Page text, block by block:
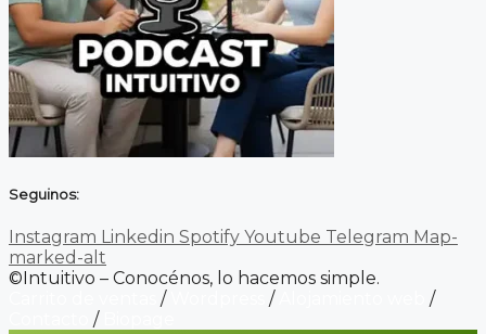
Seguinos:
Instagram Linkedin Spotify Youtube Telegram Map-
marked-alt
©Intuitivo – Conocénos, lo hacemos simple.
/ /
/
/